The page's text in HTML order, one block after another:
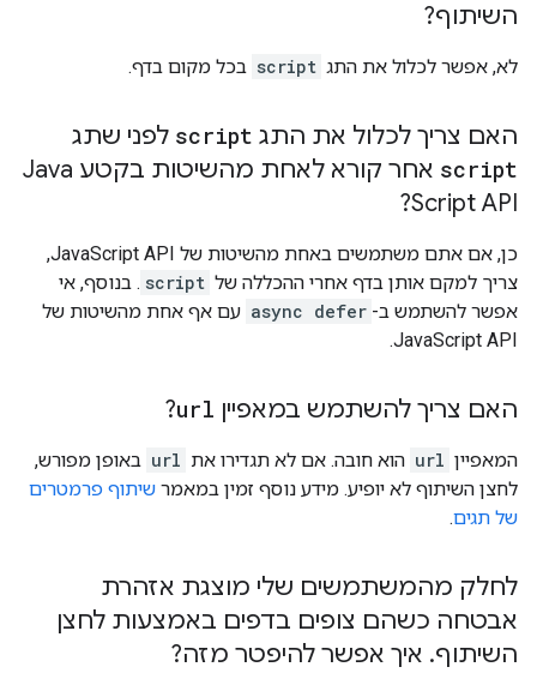
השיתוף?
לא, אפשר לכלול את התג script בכל מקום בדף.
האם צריך לכלול את התג script לפני שתג
script אחר קורא לאחת מהשיטות בקטע Java
Script API?
כן, אם אתם משתמשים באחת מהשיטות של JavaScript API,
צריך למקם אותן בדף אחרי ההכללה של script . בנוסף, אי
אפשר להשתמש ב- async defer עם אף אחת מהשיטות של
JavaScript API.
האם צריך להשתמש במאפיין url
?
המאפיין url הוא חובה. אם לא תגדירו את url באופן מפורש,
לחצן השיתוף לא יופיע. מידע נוסף זמין במאמר שיתוף פרמטרים
של תגים.
לחלק מהמשתמשים שלי מוצגת אזהרת
אבטחה כשהם צופים בדפים באמצעות לחצן
השיתוף. איך אפשר להיפטר מזה?